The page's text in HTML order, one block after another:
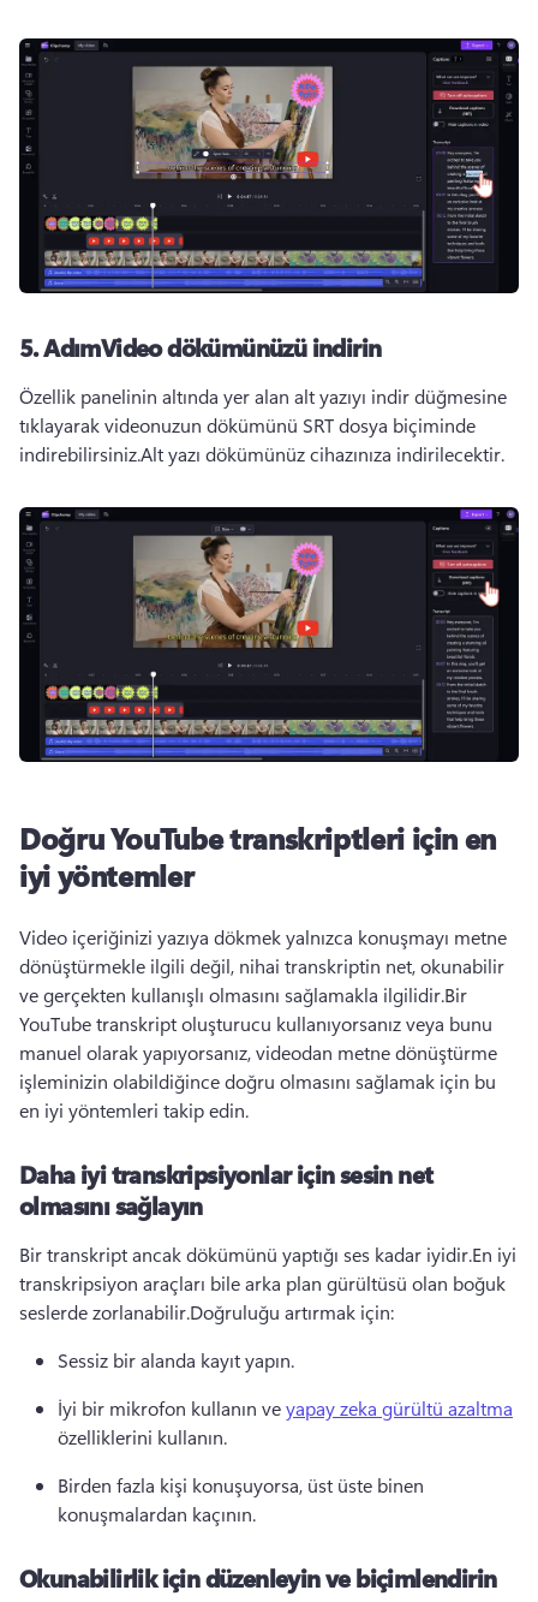
5. AdımVideo dökümünüzü indirin
Özellik panelinin altında yer alan alt yazıyı indir düğmesine
tıklayarak videonuzun dökümünü SRT dosya biçiminde
indirebilirsiniz.Alt yazı dökümünüz cihazınıza indirilecektir.
Doğru YouTube transkriptleri için en
iyi yöntemler
Video içeriğinizi yazıya dökmek yalnızca konuşmayı metne
dönüştürmekle ilgili değil, nihai transkriptin net, okunabilir
ve gerçekten kullanışlı olmasını sağlamakla ilgilidir.Bir
YouTube transkript oluşturucu kullanıyorsanız veya bunu
manuel olarak yapıyorsanız, videodan metne dönüştürme
işleminizin olabildiğince doğru olmasını sağlamak için bu
en iyi yöntemleri takip edin.
Daha iyi transkripsiyonlar için sesin net
olmasını sağlayın
Bir transkript ancak dökümünü yaptığı ses kadar iyidir.En iyi
transkripsiyon araçları bile arka plan gürültüsü olan boğuk
seslerde zorlanabilir.Doğruluğu artırmak için:
Sessiz bir alanda kayıt yapın.
İyi bir mikrofon kullanın ve yapay zeka gürültü azaltma
özelliklerini kullanın.
Birden fazla kişi konuşuyorsa, üst üste binen
konuşmalardan kaçının.
Okunabilirlik için düzenleyin ve biçimlendirin